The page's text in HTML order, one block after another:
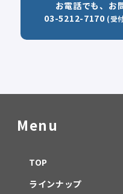
お電話でも、お
03-5212-7170 (受
Menu
TOP
ラインナップ